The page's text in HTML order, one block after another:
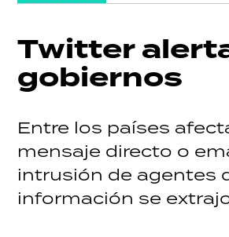
Twitter
gobiernos
Entre los países
mensaje directo o
intrusión de agentes
información se